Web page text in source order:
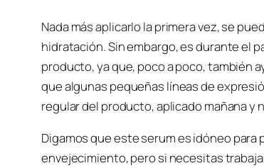
Nada más aplicarlo la primera vez, se
hidratación. Sin embargo, es durante el
producto, ya que, poco a poco, también
que algunas pequeñas líneas de
regular del producto, aplicado mañana y
Digamos que este serum es idóneo
envejecimiento, pero si necesitas